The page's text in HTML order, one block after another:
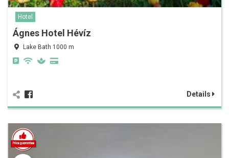
Hotel
Ágnes Hotel Hévíz
Lake Bath 1000 m
Details